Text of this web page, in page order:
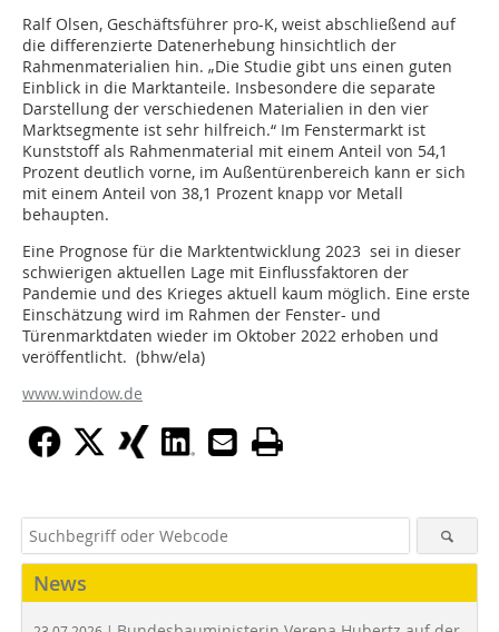
Ralf Olsen, Geschäftsführer pro-K, weist abschließend auf
die differenzierte Datenerhebung hinsichtlich der
Rahmenmaterialien hin. „Die Studie gibt uns einen guten
Einblick in die Marktanteile. Insbesondere die separate
Darstellung der verschiedenen Materialien in den vier
Marktsegmente ist sehr hilfreich.“ Im Fenstermarkt ist
Kunststoff als Rahmenmaterial mit einem Anteil von 54,1
Prozent deutlich vorne, im Außentürenbereich kann er sich
mit einem Anteil von 38,1 Prozent knapp vor Metall
behaupten.
Eine Prognose für die Marktentwicklung 2023 sei in dieser
schwierigen aktuellen Lage mit Einflussfaktoren der
Pandemie und des Krieges aktuell kaum möglich. Eine erste
Einschätzung wird im Rahmen der Fenster- und
Türenmarktdaten wieder im Oktober 2022 erhoben und
veröffentlicht. (bhw/ela)
www.window.de
News